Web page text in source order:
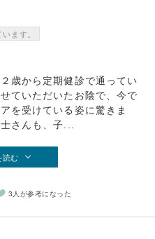
ます。
歳から定期健診で通ってい
ていただいたお陰で、今で
を受けている姿に驚きま
さんも、子...
読む
3人が参考になった